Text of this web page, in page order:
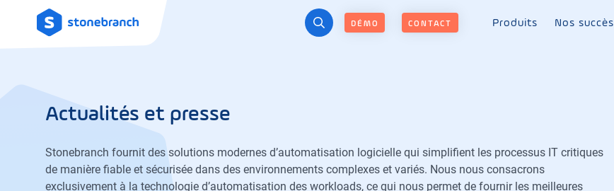
Logo DÉMO CONTACT Produits Nos succès
Actualités et presse
Stonebranch fournit des solutions modernes d’automatisation logicielle qui simplifient les processus IT critiques
de manière fiable et sécurisée dans des environnements complexes et variés. Nous nous consacrons
exclusivement à la technologie d’automatisation des workloads, ce qui nous permet de fournir les meilleures